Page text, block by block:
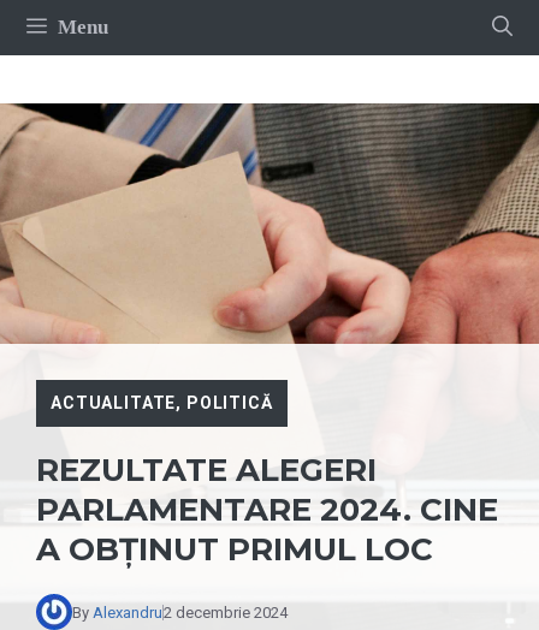
Sari
Menu
ACTUALITATE, POLITICĂ
REZULTATE ALEGERI
PARLAMENTARE 2024. CINE
A OBȚINUT PRIMUL LOC
By Alexandru2 decembrie 2024